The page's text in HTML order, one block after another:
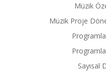
Müzik
Müzik Proje
Sayısal